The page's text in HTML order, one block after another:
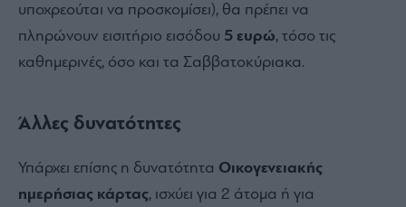
υποχρεούται να προσκομίσει), θα πρέπει να
πληρώνουν εισιτήριο εισόδου 5 ευρώ, τόσο τις
καθημερινές, όσο και τα Σαββατοκύριακα.
Άλλες δυνατότητες
Υπάρχει επίσης η δυνατότητα Οικογενειακής
ημερήσιας κάρτας, ισχύει για 2 άτομα ή για